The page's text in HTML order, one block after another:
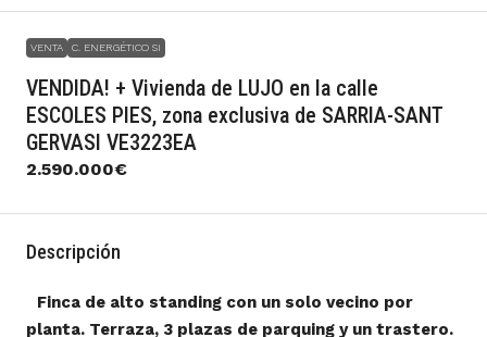
VENTA C. ENERGÉTICO SI
VENDIDA! + Vivienda de LUJO en la calle
ESCOLES PIES, zona exclusiva de SARRIA-SANT
GERVASI VE3223EA
2.590.000€
Descripción
Finca de alto standing con un solo vecino por
planta. Terraza, 3 plazas de parquing y un trastero.